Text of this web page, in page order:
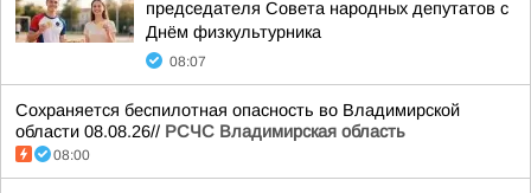
председателя Совета народных депутатов с
Днём физкультурника
08:07
Сохраняется беспилотная опасность во Владимирской
области 08.08.26// РСЧС Владимирская область
08:00